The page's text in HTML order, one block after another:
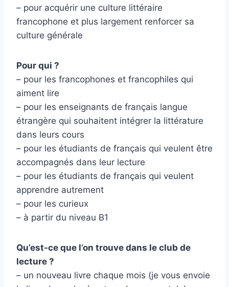
– pour acquérir une culture littéraire
francophone et plus largement renforcer sa
culture générale
Pour qui ?
– pour les francophones et francophiles qui
aiment lire
– pour les enseignants de français langue
étrangère qui souhaitent intégrer la littérature
dans leurs cours
– pour les étudiants de français qui veulent être
accompagnés dans leur lecture
– pour les étudiants de français qui veulent
apprendre autrement
– pour les curieux
– à partir du niveau B1
Qu’est-ce que l’on trouve dans le club de
lecture ?
– un nouveau livre chaque mois (je vous envoie